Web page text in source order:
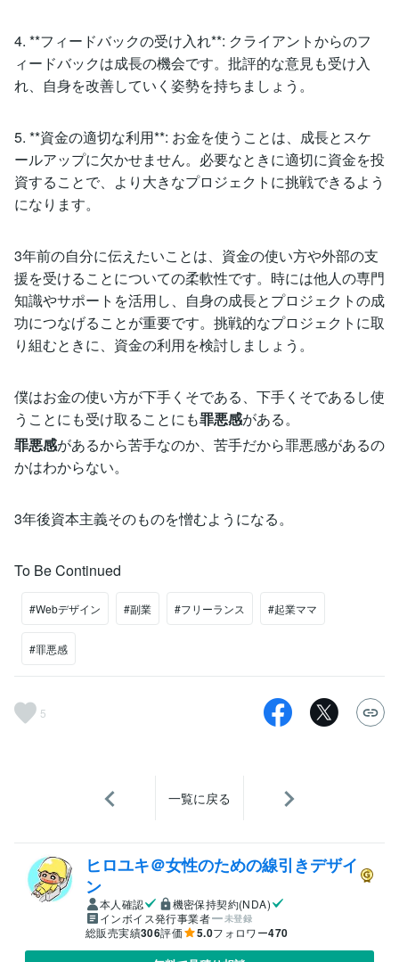
4. **フィードバックの受け入れ**: クライアントからのフ
ィードバックは成長の機会です。批評的な意見も受け入
れ、自身を改善していく姿勢を持ちましょう。
5. **資金の適切な利用**: お金を使うことは、成長とスケ
ールアップに欠かせません。必要なときに適切に資金を投
資することで、より大きなプロジェクトに挑戦できるよう
になります。
3年前の自分に伝えたいことは、資金の使い方や外部の支
援を受けることについての柔軟性です。時には他人の専門
知識やサポートを活用し、自身の成長とプロジェクトの成
功につなげることが重要です。挑戦的なプロジェクトに取
り組むときに、資金の利用を検討しましょう。
僕はお金の使い方が下手くそである、下手くそであるし使
うことにも受け取ることにも罪悪感がある。
罪悪感があるから苦手なのか、苦手だから罪悪感があるの
かはわからない。
3年後資本主義そのものを憎むようになる。
To Be Continued
#Webデザイン #副業 #フリーランス #起業ママ
#罪悪感
5
一覧に戻る
ヒロユキ＠女性のための線引きデザイ
ン
本人確認
機密保持契約(NDA)
インボイス発行事業者
未登録
総販売実績306評価 5.0フォロワー470